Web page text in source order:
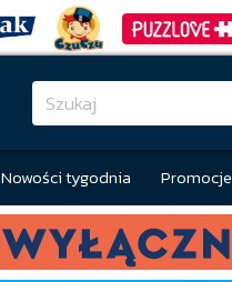
Nowości tygodnia Promocje